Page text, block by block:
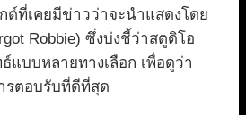
ต์ที่เคยมีข่าวว่าจะนำแสดงโดย
Robbie) ซึ่งบ่งชี้ว่าสตูดิโอ
แบบหลายทางเลือก เพื่อดูว่า
รตอบรับที่ดีที่สุด